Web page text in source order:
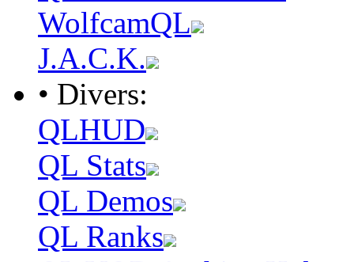
WolfcamQL
J.A.C.K.
• Divers:
QLHUD
QL Stats
QL Demos
QL Ranks